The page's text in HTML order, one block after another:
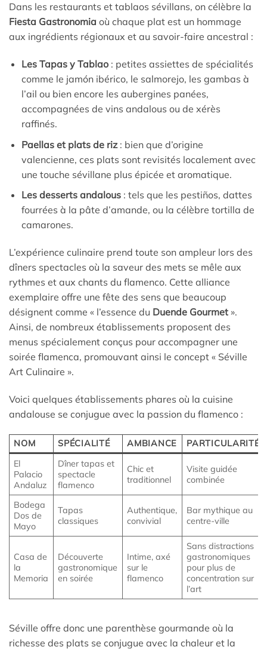
Dans les restaurants et tablaos sévillans, on célèbre la
Fiesta Gastronomia où chaque plat est un hommage
aux ingrédients régionaux et au savoir-faire ancestral :
Les Tapas y Tablao: petites assiettes de spécialités
comme le jamón ibérico, le salmorejo, les gambas à
l’ail ou bien encore les aubergines panées,
accompagnées de vins andalous ou de xérès
raffinés.
Paellas et plats de riz: bien que d’origine
valencienne, ces plats sont revisités localement avec
une touche sévillane plus épicée et aromatique.
Les desserts andalous: tels que les pestiños, dattes
fourrées à la pâte d’amande, ou la célèbre tortilla de
camarones.
L’expérience culinaire prend toute son ampleur lors des
dîners spectacles où la saveur des mets se mêle aux
rythmes et aux chants du flamenco. Cette alliance
exemplaire offre une fête des sens que beaucoup
désignent comme « l’essence du Duende Gourmet ».
Ainsi, de nombreux établissements proposent des
menus spécialement conçus pour accompagner une
soirée flamenca, promouvant ainsi le concept « Séville
Art Culinaire ».
Voici quelques établissements phares où la cuisine
andalouse se conjugue avec la passion du flamenco :
NOM SPÉCIALITÉ AMBIANCE
PARTICULARITÉ
El
Palacio
Andaluz
Dîner tapas et
spectacle
flamenco
Chic et
traditionnel
Visite guidée
combinée
Bodega
Dos de
Mayo
Tapas
classiques
Authentique,
convivial
Bar mythique au
centre-ville
Casa de
la
Memoria
Découverte
gastronomique
en soirée
Intime, axé
sur le
flamenco
Sans distractions
gastronomiques
pour plus de
concentration sur
l’art
Séville offre donc une parenthèse gourmande où la
richesse des plats se conjugue avec la chaleur et la